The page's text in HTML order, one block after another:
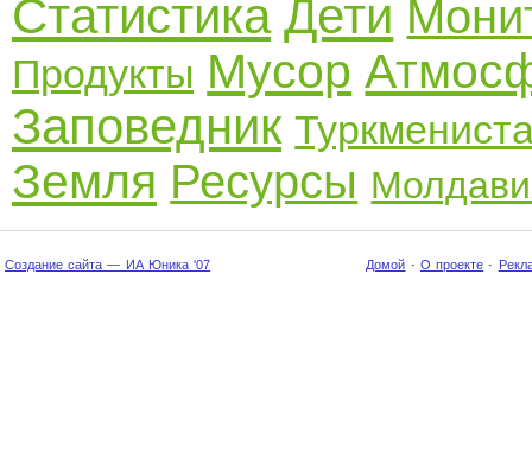
Статистика Дети
Продукты Мусор
Заповедник
Земля Ресурсы
Создание сайта — ИА Юника '07 Домой · О проекте ·